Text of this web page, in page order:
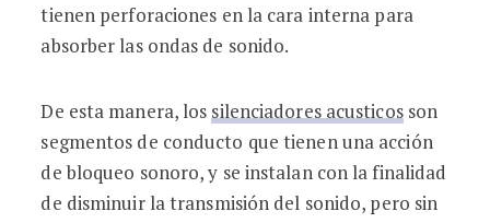
tienen perforaciones en la cara interna para
absorber las ondas de sonido.
De esta manera, los silenciadores acusticosson
segmentos de conducto que tienen una acción
de bloqueo sonoro, y se instalan con la finalidad
de disminuir la transmisión del sonido, pero sin